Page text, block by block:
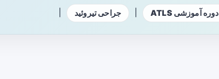
دوره آموزشی ATLS جراحی تیروئید